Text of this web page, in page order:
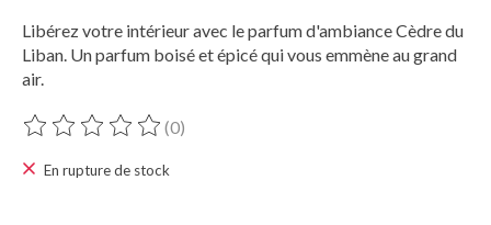
Libérez votre intérieur avec le parfum d'ambiance Cèdre du
Liban. Un parfum boisé et épicé qui vous emmène au grand
air.
Ce produit est évalué à
(0)
En rupture de stock